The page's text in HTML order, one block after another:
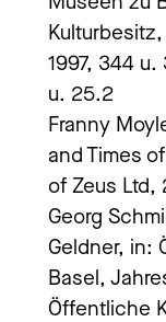
1997, 344
u. 25.2
Franny
and Times
of Zeus Ltd,
Georg
Geldner, in:
Basel,
Öffentliche